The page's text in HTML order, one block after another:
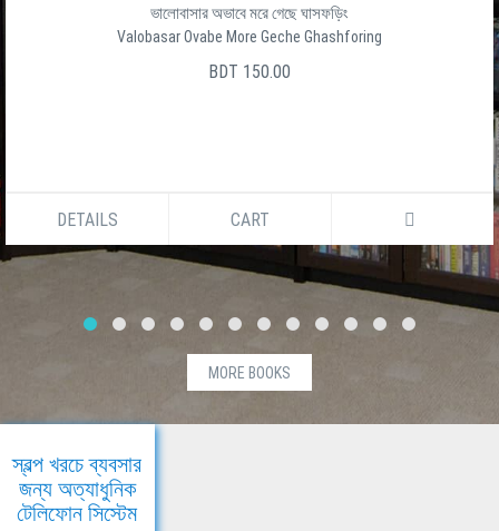
ভালোবাসার অভাবে মরে গেছে ঘাসফড়িং
Valobasar Ovabe More Geche Ghashforing
BDT 150.00
DETAILS CART
MORE BOOKS
স্বল্প খরচে ব্যবসার
জন্য অত্যাধুনিক
টেলিফোন সিস্টেম